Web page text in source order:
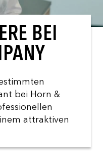
BEI
bei Horn &
attraktiven